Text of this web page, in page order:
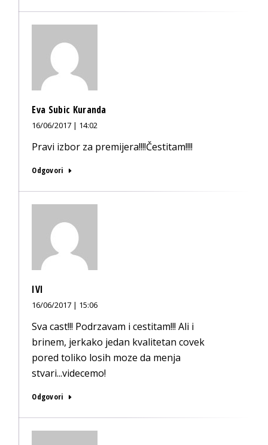
Eva Subic Kuranda
16/06/2017 | 14:02
Pravi izbor za premijera!!!!Čestitam!!!!
Odgovori
IVI
16/06/2017 | 15:06
Sva cast!!! Podrzavam i cestitam!!! Ali i
brinem, jerkako jedan kvalitetan covek
pored toliko losih moze da menja
stvari...videcemo!
Odgovori